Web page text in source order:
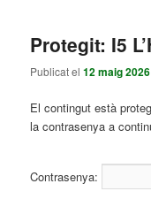
Protegit: I5
Publicat el12 maig 2026
El contingut està
la contrasenya a
Contrasenya: